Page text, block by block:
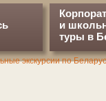
и
туры в
экскурсии по